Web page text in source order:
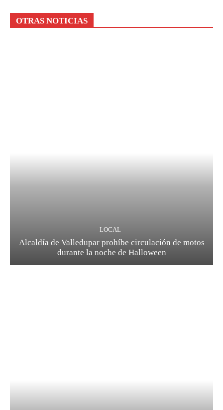
OTRAS NOTICIAS
LOCAL
Alcaldía de Valledupar prohíbe circulación de motos
durante la noche de Halloween